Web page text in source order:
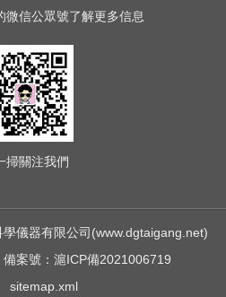
微信公眾號了解更多信息
掃關注我們
儀器有限公司(www.dgtaigang.net)
備案號：滬ICP備2021006719
sitemap.xml